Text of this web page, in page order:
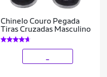
Chinelo Couro Pegada
Tiras Cruzadas Masculino